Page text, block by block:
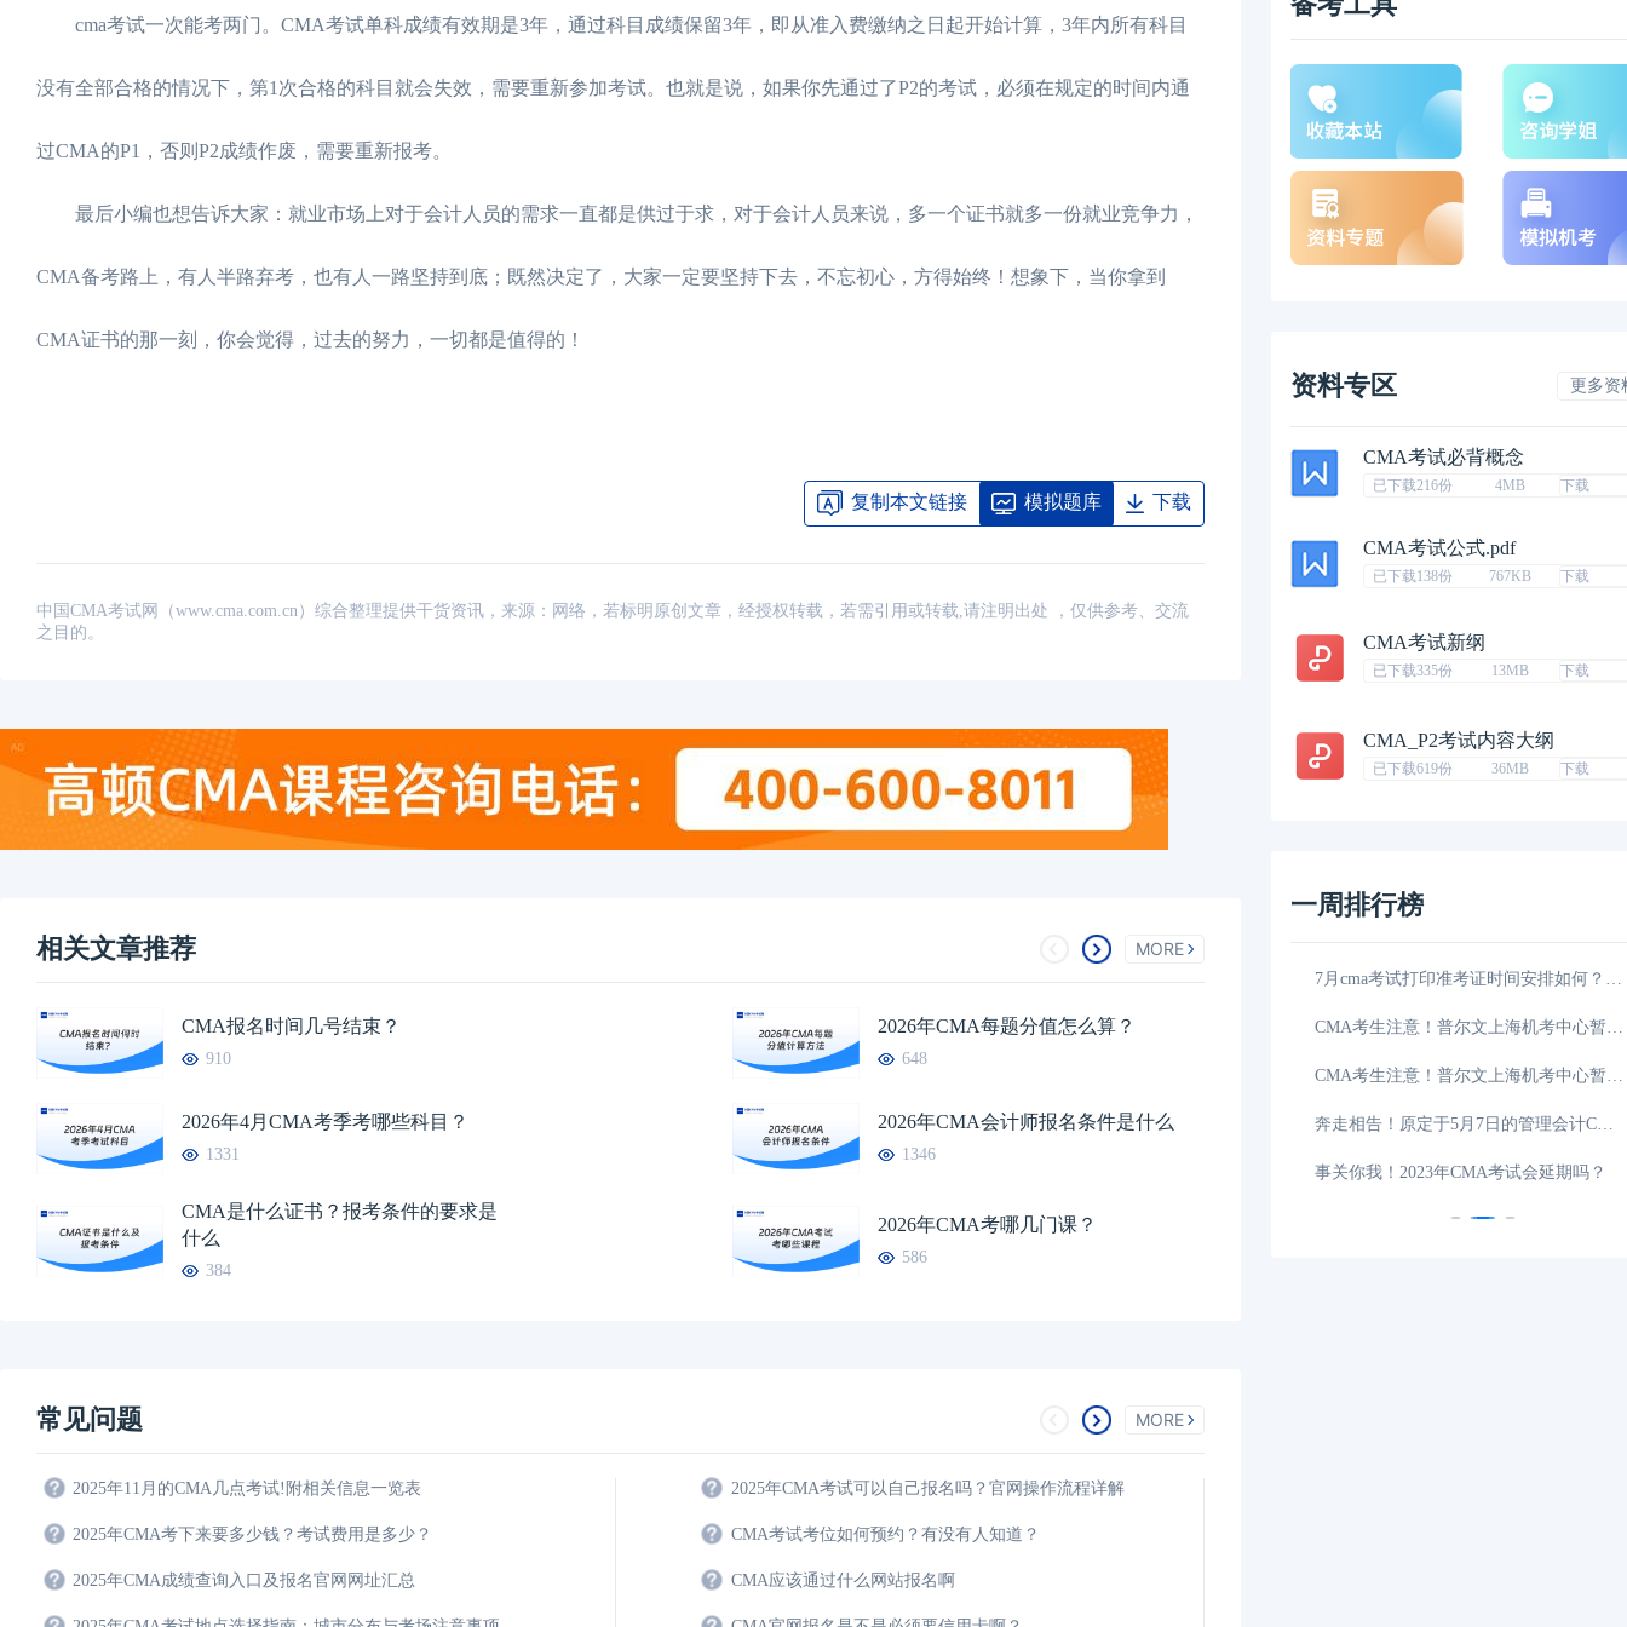
cma考试一次能考两门。CMA考试单科成绩有效期是3年，通过科目成绩保留3年，即从准入费缴纳之日起开始计算，3年内所有科目
没有全部合格的情况下，第1次合格的科目就会失效，需要重新参加考试。也就是说，如果你先通过了P2的考试，必须在规定的时间内通
过CMA的P1，否则P2成绩作废，需要重新报考。
最后小编也想告诉大家：就业市场上对于会计人员的需求一直都是供过于求，对于会计人员来说，多一个证书就多一份就业竞争力，
CMA备考路上，有人半路弃考，也有人一路坚持到底；既然决定了，大家一定要坚持下去，不忘初心，方得始终！想象下，当你拿到
CMA证书的那一刻，你会觉得，过去的努力，一切都是值得的！
复制本文链接 模拟题库 下载
中国CMA考试网（www.cma.com.cn）综合整理提供干货资讯，来源：网络，若标明原创文章，经授权转载，若需引用或转载,请注明出处 ，仅供参考、交流
之目的。
相关文章推荐 MORE
CMA报名时间几号结束？
910
2026年CMA每题分值怎么算？
648
2026年4月CMA考季考哪些科目？
1331
2026年CMA会计师报名条件是什么
1346
CMA是什么证书？报考条件的要求是
什么
384
2026年CMA考哪几门课？
586
常见问题 MORE
2025年11月的CMA几点考试!附相关信息一览表
2025年CMA考下来要多少钱？考试费用是多少？
2025年CMA成绩查询入口及报名官网网址汇总
2025年CMA考试可以自己报名吗？官网操作流程详解
CMA考试考位如何预约？有没有人知道？
CMA应该通过什么网站报名啊
资料专区 更多资
CMA考试必背概念
已下载216份 4MB 下载
CMA考试公式.pdf
已下载138份 767KB 下载
CMA考试新纲
已下载335份 13MB 下载
CMA_P2考试内容大纲
已下载619份 36MB 下载
一周排行榜
好消息！CMA6折报名优惠来袭！
CMA管理会计师考试科目几门？CM
7月cma考试打印准考证时间安排如何？cma一次能考两门吗？
CMA考生注意！普尔文上海机考中心暂停考试！
CMA考生注意！普尔文上海机考中心暂停考试！
奔走相告！原定于5月7日的管理会计CMA考试继续延期！
事关你我！2023年CMA考试会延期吗？